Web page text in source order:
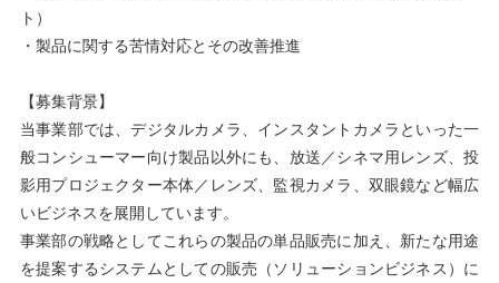
ト）
・製品に関する苦情対応とその改善推進
【募集背景】
当事業部では、デジタルカメラ、インスタントカメラといった一
般コンシューマー向け製品以外にも、放送／シネマ用レンズ、投
影用プロジェクター本体／レンズ、監視カメラ、双眼鏡など幅広
いビジネスを展開しています。
事業部の戦略としてこれらの製品の単品販売に加え、新たな用途
を提案するシステムとしての販売（ソリューションビジネス）に